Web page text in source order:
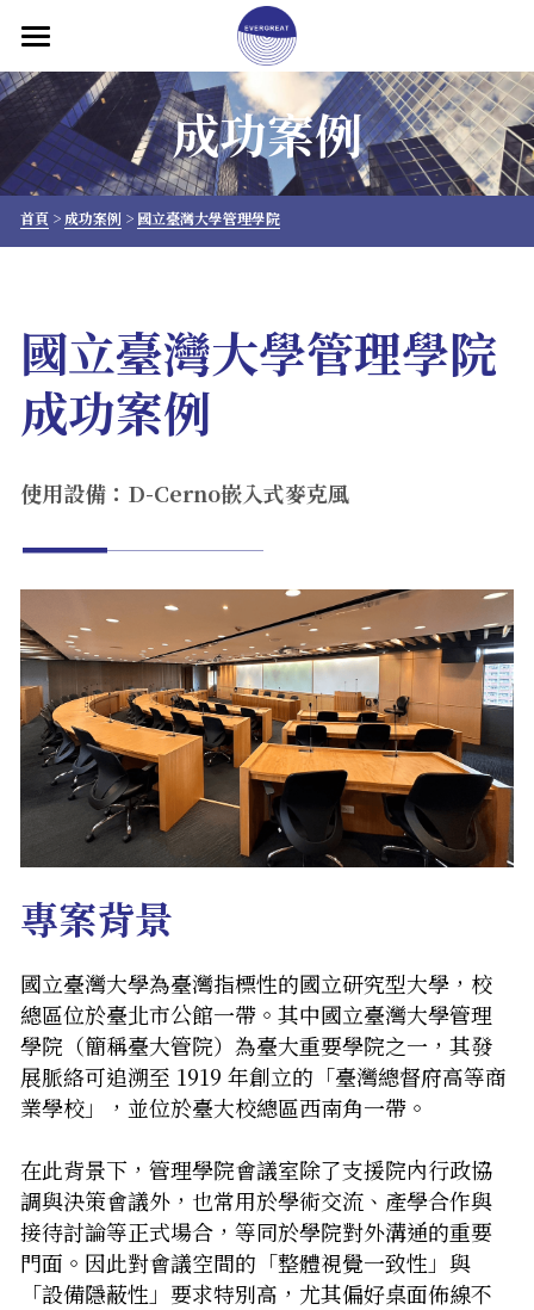
首頁
產品介紹
關於大永
解決方案
聯絡我們
專欄文章
English
English
成功案例
首頁 > 成功案例 > 國立臺灣大學管理學院
國立臺灣大學管理學院
成功案例
使用設備：D-Cerno嵌入式麥克風
專案背景
國立臺灣大學為臺灣指標性的國立研究型大學，校
總區位於臺北市公館一帶。其中國立臺灣大學管理
學院（簡稱臺大管院）為臺大重要學院之一，其發
展脈絡可追溯至 1919 年創立的「臺灣總督府高等商
業學校」，並位於臺大校總區西南角一帶。
在此背景下，管理學院會議室除了支援院內行政協
調與決策會議外，也常用於學術交流、產學合作與
接待討論等正式場合，等同於學院對外溝通的重要
門面。因此對會議空間的「整體視覺一致性」與
「設備隱蔽性」要求特別高，尤其偏好桌面佈線不
部落格分類
所有博客分類